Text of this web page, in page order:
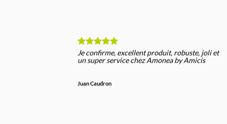
Je confirme, excellent produit, robuste, joli et
un super service chez Amonea by Amicis
Juan Caudron